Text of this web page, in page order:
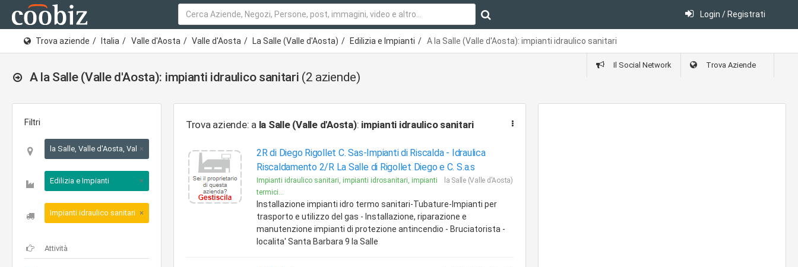
Login / Registrati
Trova aziende Italia Valle d'Aosta Valle d'Aosta La Salle (Valle d'Aosta) Edilizia e Impianti A la Salle (Valle d'Aosta): impianti idraulico sanitari
Il Social Network Trova Aziende
A la Salle (Valle d'Aosta): impianti idraulico sanitari (2 aziende)
Filtri
la Salle, Valle d'Aosta, Valle d'Aosta
×
Edilizia e Impianti ×
Impianti idraulico sanitari ×
Trova aziende: a la Salle (Valle d'Aosta): impianti idraulico sanitari
2R di Diego Rigollet C. Sas-Impianti di Riscalda - Idraulica
Riscaldamento 2/R La Salle di Rigollet Diego e C. S.a.s
la Salle (Valle d'Aosta)
Impianti idraulico sanitari, impianti idrosanitari, impianti
termici...
Installazione impianti idro termo sanitari-Tubature-Impianti per
trasporto e utilizzo del gas - Installazione, riparazione e
manutenzione impianti di protezione antincendio - Bruciatorista -
localita' Santa Barbara 9 la Salle